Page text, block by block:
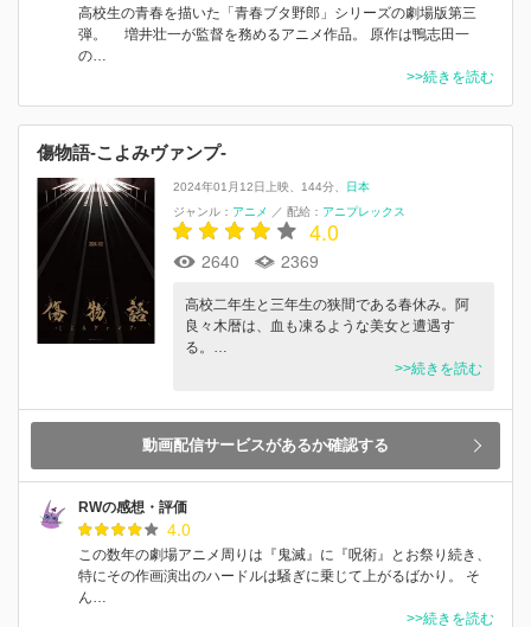
高校生の青春を描いた「青春ブタ野郎」シリーズの劇場版第三
弾。 増井壮一が監督を務めるアニメ作品。 原作は鴨志田一
の…
>>続きを読む
傷物語-こよみヴァンプ-
2024年01月12日上映 144分
日本
ジャンル： アニメ ／ 配給： アニプレックス
4.0
2640 2369
高校二年生と三年生の狭間である春休み。阿
良々木暦は、血も凍るような美女と遭遇す
る。…
>>続きを読む
動画配信サービスがあるか確認する
RWの感想・評価
4.0
この数年の劇場アニメ周りは『鬼滅』に『呪術』とお祭り続き、
特にその作画演出のハードルは騒ぎに乗じて上がるばかり。 そ
ん…
>>続きを読む